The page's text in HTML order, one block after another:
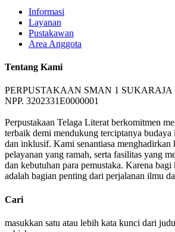
Informasi
Layanan
Pustakawan
Area Anggota
Tentang Kami
PERPUSTAKAAN SMAN 1
NPP. 3202331E0000001
Perpustakaan Telaga Literat berkomitmen
terbaik demi mendukung terciptanya budaya
dan inklusif. Kami senantiasa menghadirkan
pelayanan yang ramah, serta fasilitas yang
dan kebutuhan para pemustaka. Karena bagi
adalah bagian penting dari perjalanan ilmu
Cari
masukkan satu atau lebih kata kunci dari